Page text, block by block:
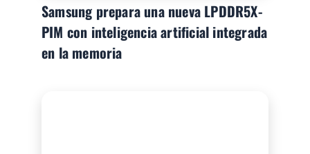
Samsung prepara una nueva LPDDR5X-
PIM con inteligencia artificial integrada
en la memoria